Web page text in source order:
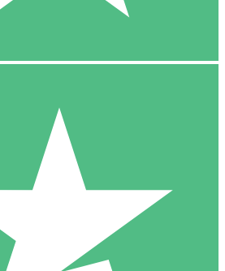
10 Downloads
20 00